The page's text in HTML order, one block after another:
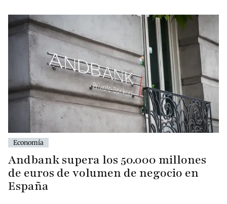
Economía
Andbank supera los 50.000 millones
de euros de volumen de negocio en
España